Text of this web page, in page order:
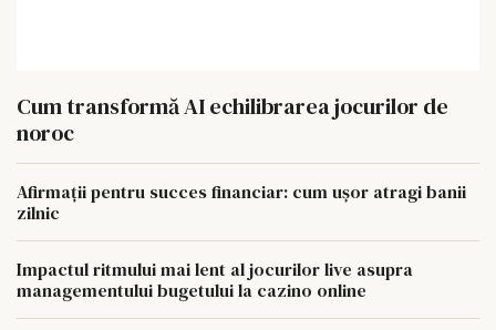
Cum transformă AI echilibrarea jocurilor de
noroc
Afirmații pentru succes financiar: cum ușor atragi banii
zilnic
Impactul ritmului mai lent al jocurilor live asupra
managementului bugetului la cazino online